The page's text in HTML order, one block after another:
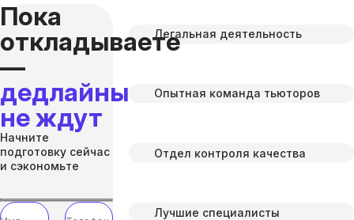
Пока
откладываете
—
дедлайны
не ждут
Начните
подготовку сейчас
и сэкономьте
Легальная деятельность
Опытная команда тьюторов
Отдел контроля качества
Лучшие специалисты